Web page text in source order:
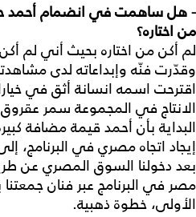
- هل ساهمت في انضمام أحمد
من اختاره؟
لم أكن من اختاره بحيث أني لم أكن
وقدّرت فنّه وإبداعاته لدى
اقترحت اسمه انسانة أثق في
الانتاج في المجموعة سمر
البداية بأن أحمد قيمة مضافة
إيجاد اتجاه مصري في البرنامج،
مصر في البرنامج عبر فنان جمعتنا
الأولى، خطوة ذهبية.